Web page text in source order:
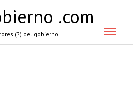
.com
(?) del gobierno